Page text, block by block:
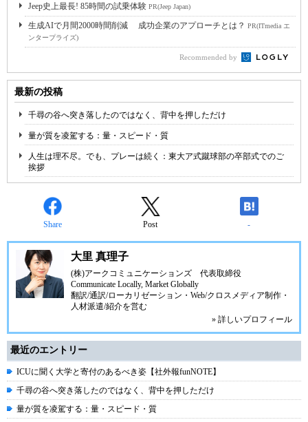
Jeep史上最長! 85時間の試乗体験 PR(Jeep Japan)
生成AIで月間2000時間削減 成功企業のアプローチとは？ PR(ITmedia エ
ンタープライズ)
Recommended by
最新の投稿
千尋の谷へ突き落したのではなく、背中を押しただけ
量が質を凌駕する：量・スピード・質
人生は理不尽。でも、プレーは続く：東大ア式蹴球部の卒部式でのご
挨拶
Share Post -
大里 真理子
(株)アークコミュニケーションズ 代表取締役
Communicate Locally, Market Globally
翻訳/通訳/ローカリゼーション・Web/クロスメディア制作・
人材派遣/紹介を営む
» 詳しいプロフィール
最近のエントリー
ICUに聞く大学と寄付のあるべき姿【社外報funNOTE】
千尋の谷へ突き落したのではなく、背中を押しただけ
量が質を凌駕する：量・スピード・質